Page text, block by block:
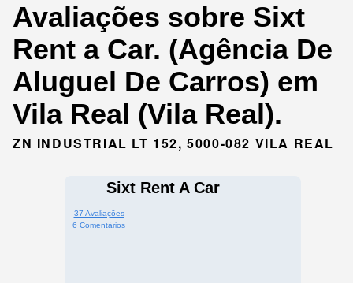
Avaliações sobre Sixt
Rent a Car. (Agência De
Aluguel De Carros) em
Vila Real (Vila Real).
ZN INDUSTRIAL LT 152, 5000-082 VILA REAL
Sixt Rent A Car
37 Avaliações
6 Comentários